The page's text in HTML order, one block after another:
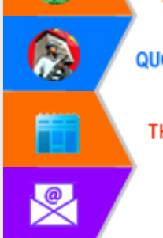
UBND tỉnh họp báo định kỳ tháng 4
Hội thảo khoa học “Giải pháp thúc đẩy
phát triển nền kinh tế xanh tại tỉnh
Đắk Lắk”
Tăng cường giám sát, đôn đốc thực
hiện nhiệm vụ quản lý tài sản công
hàng tuần
Tháo gỡ những vướng mắc, đẩy mạnh
công tác cải cách thủ tục hành chính
tại Trung tâm Phục vụ hành chính
công tỉnh
Đắk Lắk: Tôn vinh 46 giải pháp tại Hội
thi Sáng tạo Kỹ thuật 2024 - 2025